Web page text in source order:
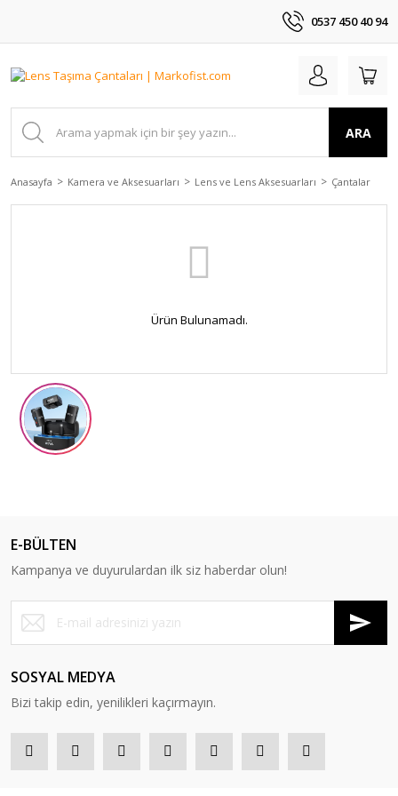
0537 450 40 94
ARA
Anasayfa Kamera ve Aksesuarları Lens ve Lens Aksesuarları Çantalar
Ürün Bulunamadı.
E-BÜLTEN
Kampanya ve duyurulardan ilk siz haberdar olun!
SOSYAL MEDYA
Bizi takip edin, yenilikleri kaçırmayın.